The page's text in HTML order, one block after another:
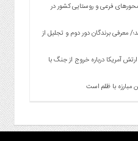
۱۸۶۶ کیلومتر از محورهای فرعی و روستایی کشور در
معرفی برندگان دور دوم و تجلیل از
آمریکا درباره خروج از جنگ با
مبارزه با ظلم است